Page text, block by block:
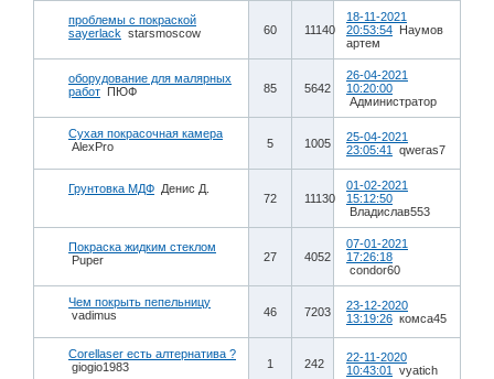
проблемы с покраской
sayerlack starsmoscow 60 11140
18-11-2021
20:53:54 Наумов
артем
оборудование для малярных
работ ПЮФ 85 5642
26-04-2021
10:20:00
Администратор
Сухая покрасочная камера
AlexPro
5 1005
25-04-2021
23:05:41
qweras7
Грунтовка МДФ Денис Д.
72 11130
01-02-2021
15:12:50
Владислав553
Покраска жидким стеклом
Puper
27 4052
07-01-2021
17:26:18
condor60
Чем покрыть пепельницу
vadimus
46 7203
23-12-2020
13:19:26 комса45
Corellaser есть алтернатива ?
giogio1983
1 242
22-11-2020
10:43:01
vyatich